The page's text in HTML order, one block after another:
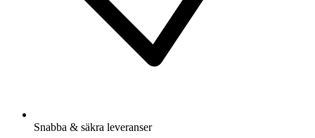
Snabba & säkra leveranser